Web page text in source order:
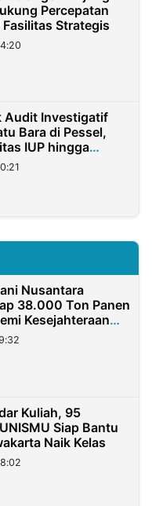
Percepatan
Strategis
Audit Investigatif
Bara di Pessel,
IUP hingga
Nusantara
38.000 Ton Panen
Kesejahteraan
Kuliah, 95
Siap Bantu
Naik Kelas